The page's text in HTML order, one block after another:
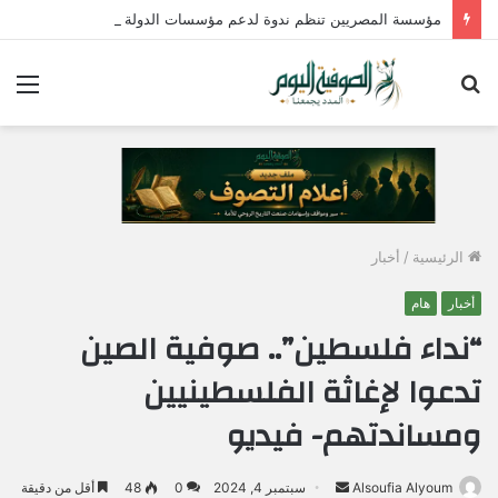
الرئيسية / أخبار
أخبار هام
“نداء فلسطين”.. صوفية الصين
تدعوا لإغاثة الفلسطينيين
ومساندتهم- فيديو
Alsoufia Alyoum سبتمبر 4, 2024 0
48 أقل من دقيقة